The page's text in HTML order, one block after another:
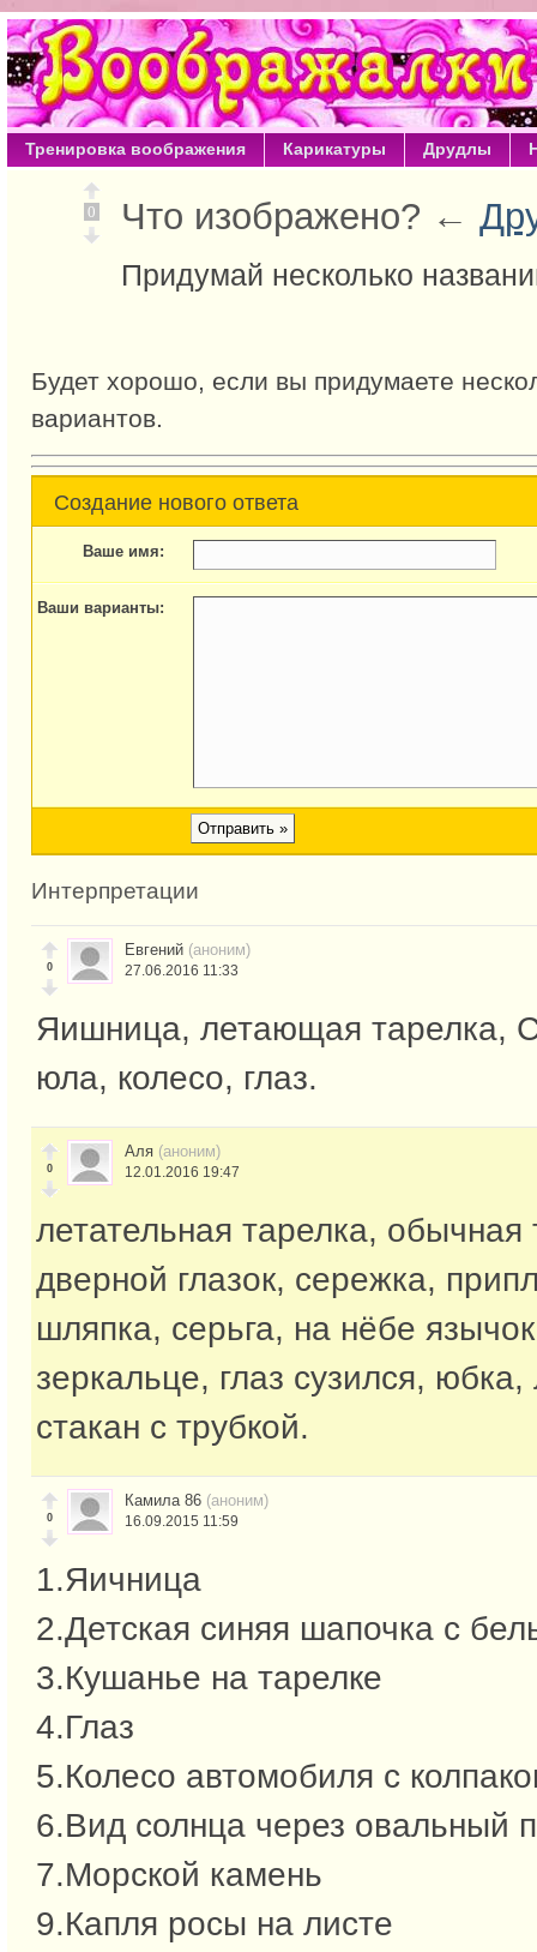
Тренировка воображения Карикатуры Друдлы
0 Что изображено? ←
Придумай несколько
Будет хорошо, если вы придумаете
вариантов.
Создание нового ответа
Ваше имя:
Ваши варианты:
Интерпретации
0
Евгений (аноним)
27.06.2016 11:33
Яишница, летающая тарелка,
юла, колесо, глаз.
0
Аля (аноним)
12.01.2016 19:47
летательная тарелка, обычная
дверной глазок, сережка,
шляпка, серьга, на нёбе
зеркальце, глаз сузился,
стакан с трубкой.
0
Камила 86 (аноним)
16.09.2015 11:59
1.Яичница
2.Детская синяя шапочка с
3.Кушанье на тарелке
4.Глаз
5.Колесо автомобиля с
6.Вид солнца через овальный
7.Морской камень
9.Капля росы на листе